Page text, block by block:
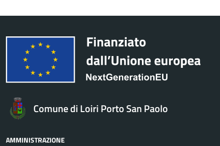
Comune di Loiri Porto San Paolo
AMMINISTRAZIONE